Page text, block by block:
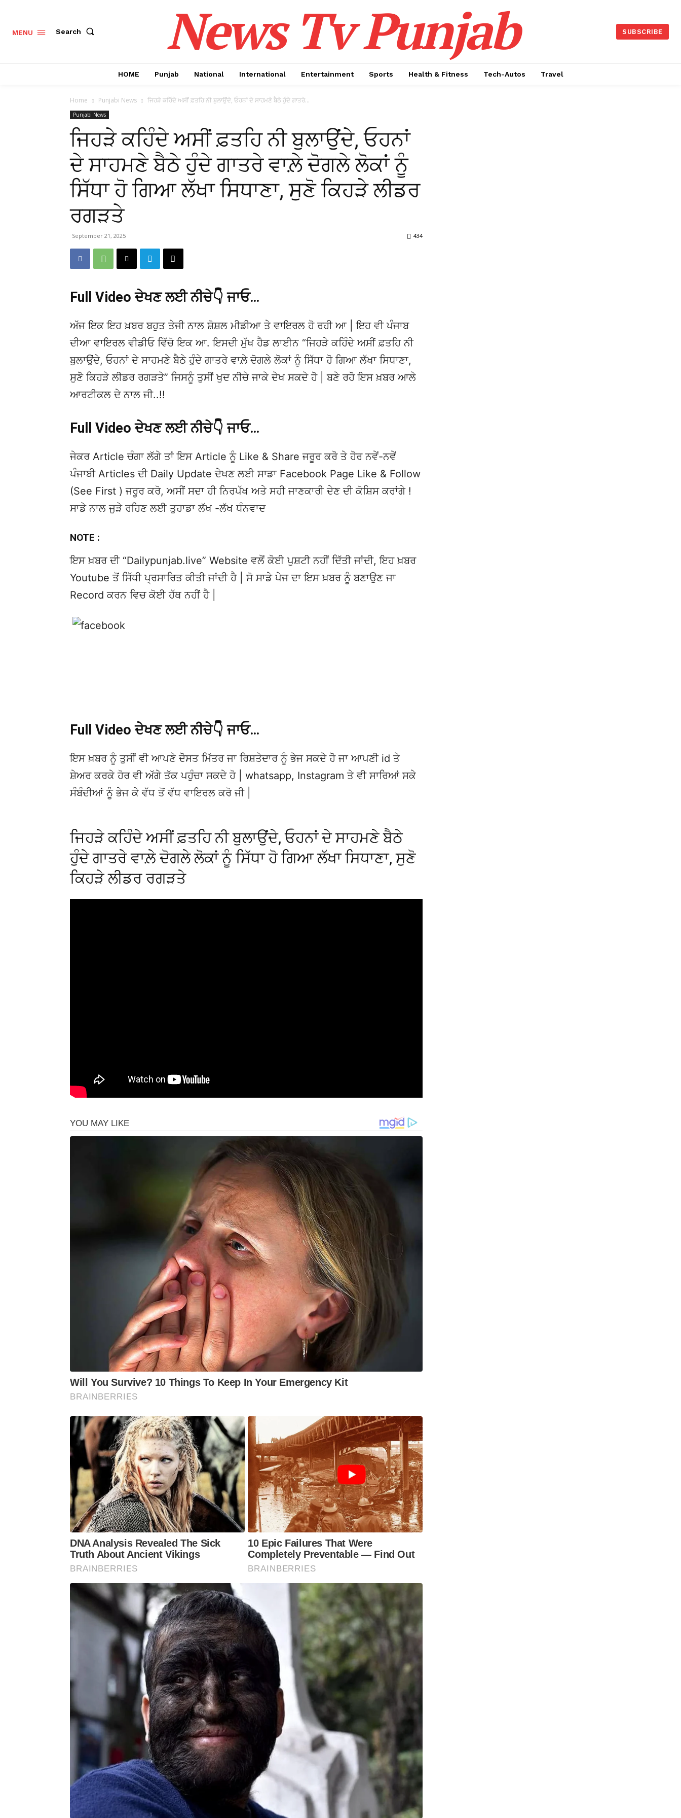
MENU Search News Tv Punjab SUBSCRIBE
HOME Punjab National International Entertainment Sports Health & Fitness Tech-Autos Travel
Home Punjabi News ਜਿਹੜੇ ਕਹਿੰਦੇ ਅਸੀਂ ਫ਼ਤਹਿ ਨੀ ਬੁਲਾਉਂਦੇ, ਓਹਨਾਂ ਦੇ ਸਾਹਮਣੇ ਬੈਠੇ ਹੁੰਦੇ ਗਾਤਰੇ...
Punjabi News
ਜਿਹੜੇ ਕਹਿੰਦੇ ਅਸੀਂ ਫ਼ਤਹਿ ਨੀ ਬੁਲਾਉਂਦੇ, ਓਹਨਾਂ
ਦੇ ਸਾਹਮਣੇ ਬੈਠੇ ਹੁੰਦੇ ਗਾਤਰੇ ਵਾਲ਼ੇ ਦੋਗਲੇ ਲੋਕਾਂ ਨੂੰ
ਸਿੱਧਾ ਹੋ ਗਿਆ ਲੱਖਾ ਸਿਧਾਣਾ, ਸੁਣੋ ਕਿਹੜੇ ਲੀਡਰ
ਰਗੜਤੇ
September 21, 2025 434
Full Video ਦੇਖਣ ਲਈ ਨੀਚੇ👇 ਜਾਓ…
ਅੱਜ ਇਕ ਇਹ ਖ਼ਬਰ ਬਹੁਤ ਤੇਜੀ ਨਾਲ ਸ਼ੋਸ਼ਲ ਮੀਡੀਆ ਤੇ ਵਾਇਰਲ ਹੋ ਰਹੀ ਆ | ਇਹ ਵੀ ਪੰਜਾਬ
ਦੀਆ ਵਾਇਰਲ ਵੀਡੀਓ ਵਿੱਚੋ ਇਕ ਆ. ਇਸਦੀ ਮੁੱਖ ਹੈਡ ਲਾਈਨ “ਜਿਹੜੇ ਕਹਿੰਦੇ ਅਸੀਂ ਫ਼ਤਹਿ ਨੀ
ਬੁਲਾਉਂਦੇ, ਓਹਨਾਂ ਦੇ ਸਾਹਮਣੇ ਬੈਠੇ ਹੁੰਦੇ ਗਾਤਰੇ ਵਾਲ਼ੇ ਦੋਗਲੇ ਲੋਕਾਂ ਨੂੰ ਸਿੱਧਾ ਹੋ ਗਿਆ ਲੱਖਾ ਸਿਧਾਣਾ,
ਸੁਣੋ ਕਿਹੜੇ ਲੀਡਰ ਰਗੜਤੇ” ਜਿਸਨੂੰ ਤੁਸੀਂ ਖੁਦ ਨੀਚੇ ਜਾਕੇ ਦੇਖ ਸਕਦੇ ਹੋ | ਬਣੇ ਰਹੋ ਇਸ ਖ਼ਬਰ ਆਲੇ
ਆਰਟੀਕਲ ਦੇ ਨਾਲ ਜੀ..!!
Full Video ਦੇਖਣ ਲਈ ਨੀਚੇ👇 ਜਾਓ…
ਜੇਕਰ Article ਚੰਗਾ ਲੱਗੇ ਤਾਂ ਇਸ Article ਨੂੰ Like & Share ਜਰੂਰ ਕਰੋ ਤੇ ਹੋਰ ਨਵੇਂ-ਨਵੇਂ
ਪੰਜਾਬੀ Articles ਦੀ Daily Update ਦੇਖਣ ਲਈ ਸਾਡਾ Facebook Page Like & Follow
(See First ) ਜਰੂਰ ਕਰੋ, ਅਸੀਂ ਸਦਾ ਹੀ ਨਿਰਪੱਖ ਅਤੇ ਸਹੀ ਜਾਣਕਾਰੀ ਦੇਣ ਦੀ ਕੋਸ਼ਿਸ ਕਰਾਂਗੇ !
ਸਾਡੇ ਨਾਲ ਜੁੜੇ ਰਹਿਣ ਲਈ ਤੁਹਾਡਾ ਲੱਖ -ਲੱਖ ਧੰਨਵਾਦ
NOTE :
ਇਸ ਖ਼ਬਰ ਦੀ “Dailypunjab.live” Website ਵਲੋਂ ਕੋਈ ਪੁਸ਼ਟੀ ਨਹੀਂ ਦਿੱਤੀ ਜਾਂਦੀ, ਇਹ ਖ਼ਬਰ
Youtube ਤੋਂ ਸਿੱਧੀ ਪ੍ਰਸਾਰਿਤ ਕੀਤੀ ਜਾਂਦੀ ਹੈ | ਸੋ ਸਾਡੇ ਪੇਜ ਦਾ ਇਸ ਖ਼ਬਰ ਨੂੰ ਬਣਾਉਣ ਜਾ
Record ਕਰਨ ਵਿਚ ਕੋਈ ਹੱਥ ਨਹੀਂ ਹੈ |
Full Video ਦੇਖਣ ਲਈ ਨੀਚੇ👇 ਜਾਓ…
ਇਸ ਖ਼ਬਰ ਨੂੰ ਤੁਸੀਂ ਵੀ ਆਪਣੇ ਦੋਸਤ ਮਿੱਤਰ ਜਾ ਰਿਸ਼ਤੇਦਾਰ ਨੂੰ ਭੇਜ ਸਕਦੇ ਹੋ ਜਾ ਆਪਣੀ id ਤੇ
ਸ਼ੇਅਰ ਕਰਕੇ ਹੋਰ ਵੀ ਅੱਗੇ ਤੱਕ ਪਹੁੰਚਾ ਸਕਦੇ ਹੋ | whatsapp, Instagram ਤੇ ਵੀ ਸਾਰਿਆਂ ਸਕੇ
ਸੰਬੰਦੀਆਂ ਨੂੰ ਭੇਜ ਕੇ ਵੱਧ ਤੋਂ ਵੱਧ ਵਾਇਰਲ ਕਰੋ ਜੀ |
ਜਿਹੜੇ ਕਹਿੰਦੇ ਅਸੀਂ ਫ਼ਤਹਿ ਨੀ ਬੁਲਾਉਂਦੇ, ਓਹਨਾਂ ਦੇ ਸਾਹਮਣੇ ਬੈਠੇ
ਹੁੰਦੇ ਗਾਤਰੇ ਵਾਲ਼ੇ ਦੋਗਲੇ ਲੋਕਾਂ ਨੂੰ ਸਿੱਧਾ ਹੋ ਗਿਆ ਲੱਖਾ ਸਿਧਾਣਾ, ਸੁਣੋ
ਕਿਹੜੇ ਲੀਡਰ ਰਗੜਤੇ